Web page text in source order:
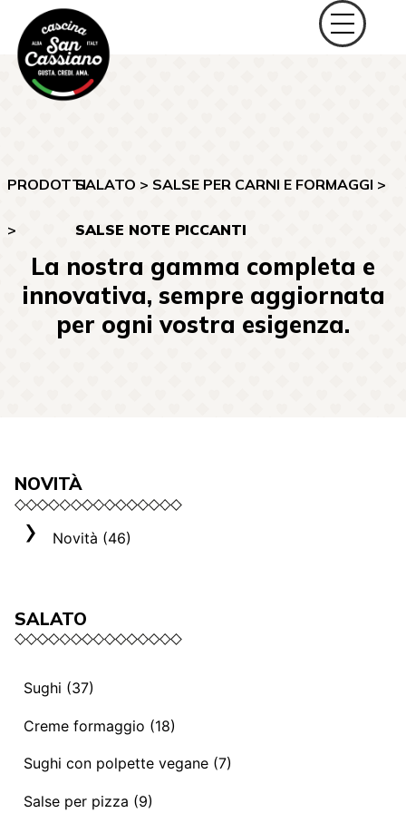
PRODOTTI
>
SALATO > SALSE PER CARNI E FORMAGGI >
SALSE NOTE PICCANTI
La nostra gamma completa e
innovativa, sempre aggiornata
per ogni vostra esigenza.
NOVITÀ
Novità (46)
SALATO
Sughi (37)
Sughi e ragù vegani (13)
Mediterranei (3)
Sughi e ragù (14)
Creme formaggio (18)
La selezione Roma (3)
Creme formaggio (8)
Sughi con polpette vegane (7)
Sughi con polpette vegane (7)
Salse per pizza (9)